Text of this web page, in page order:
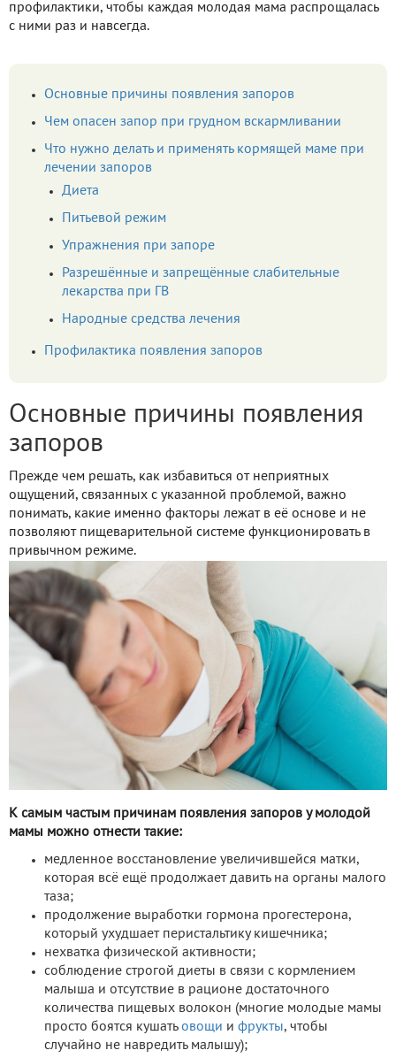
профилактики, чтобы каждая молодая мама распрощалась
с ними раз и навсегда.
Основные причины появления запоров
Чем опасен запор при грудном вскармливании
Что нужно делать и применять кормящей маме при
лечении запоров
Диета
Питьевой режим
Упражнения при запоре
Разрешённые и запрещённые слабительные
лекарства при ГВ
Народные средства лечения
Профилактика появления запоров
Основные причины появления
запоров
Прежде чем решать, как избавиться от неприятных
ощущений, связанных с указанной проблемой, важно
понимать, какие именно факторы лежат в её основе и не
позволяют пищеварительной системе функционировать в
привычном режиме.
К самым частым причинам появления запоров у молодой
мамы можно отнести такие:
медленное восстановление увеличившейся матки,
которая всё ещё продолжает давить на органы малого
таза;
продолжение выработки гормона прогестерона,
который ухудшает перистальтику кишечника;
нехватка физической активности;
соблюдение строгой диеты в связи с кормлением
малыша и отсутствие в рационе достаточного
количества пищевых волокон (многие молодые мамы
просто боятся кушать овощи и фрукты, чтобы
случайно не навредить малышу);